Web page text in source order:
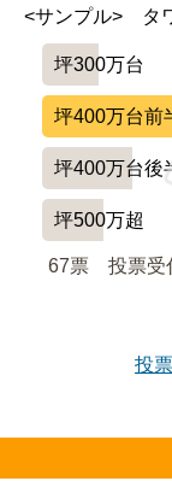
<サンプル>　タ
坪300万台
坪400万台前
坪400万台後
坪500万超
67票 投票受
投